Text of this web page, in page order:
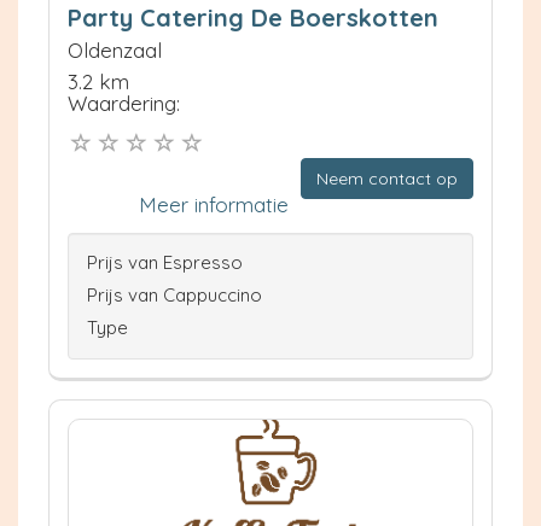
Party Catering De Boerskotten
Oldenzaal
3.2 km
Waardering:
Neem contact op
Meer informatie
Prijs van Espresso
Prijs van Cappuccino
Type